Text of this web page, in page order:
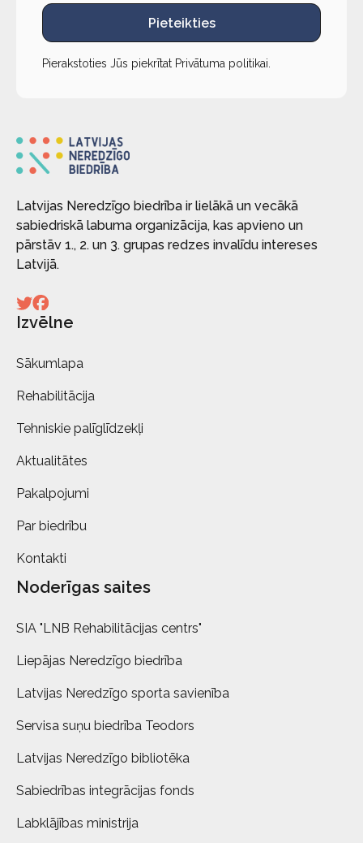
Pieteikties
Pierakstoties Jūs piekrītat Privātuma politikai
Latvijas Neredzīgo biedrība ir lielākā un vecākā
sabiedriskā labuma organizācija, kas apvieno un
pārstāv 1., 2. un 3. grupas redzes invalīdu intereses
Latvijā.
Izvēlne
Sākumlapa
Rehabilitācija
Tehniskie palīglīdzekļi
Aktualitātes
Pakalpojumi
Par biedrību
Kontakti
Noderīgas saites
SIA "LNB Rehabilitācijas centrs"
Liepājas Neredzīgo biedrība
Latvijas Neredzīgo sporta savienība
Servisa suņu biedrība Teodors
Latvijas Neredzīgo bibliotēka
Sabiedrības integrācijas fonds
Labklājības ministrija